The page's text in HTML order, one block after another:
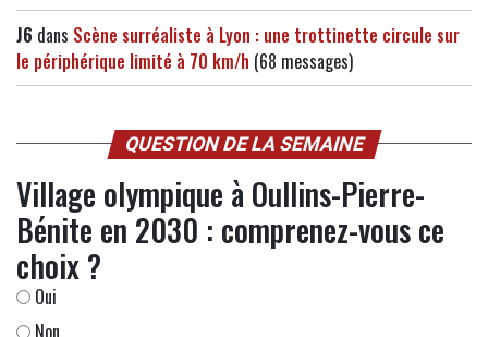
J6 dans Scène surréaliste à Lyon : une trottinette circule sur
le périphérique limité à 70 km/h (68 messages)
QUESTION DE LA SEMAINE
Village olympique à Oullins-Pierre-
Bénite en 2030 : comprenez-vous ce
choix ?
Oui
Non